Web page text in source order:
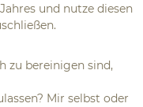
und nutze diesen
zu bereinigen sind,
Mir selbst oder